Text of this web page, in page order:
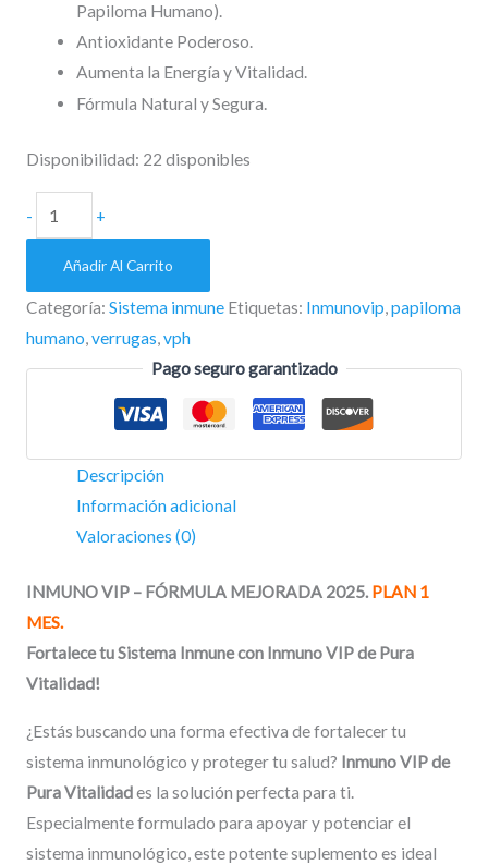
Papiloma Humano).
Antioxidante Poderoso.
Aumenta la Energía y Vitalidad.
Fórmula Natural y Segura.
Disponibilidad: 22 disponibles
- +
Añadir Al Carrito
Categoría: Sistema inmune Etiquetas: Inmunovip,papiloma
humano,verrugas,vph
Pago seguro garantizado
Descripción
Información adicional
Valoraciones (0)
INMUNO VIP – FÓRMULA MEJORADA 2025. PLAN 1
MES.
Fortalece tu Sistema Inmune con Inmuno VIP de Pura
Vitalidad!
¿Estás buscando una forma efectiva de fortalecer tu
sistema inmunológico y proteger tu salud? Inmuno VIP de
Pura Vitalidades la solución perfecta para ti.
Especialmente formulado para apoyar y potenciar el
sistema inmunológico, este potente suplemento es ideal